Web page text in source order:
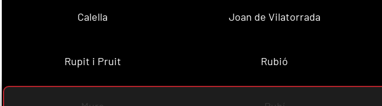
Calella Joan de Vilatorrada
Rupit i Pruit Rubió